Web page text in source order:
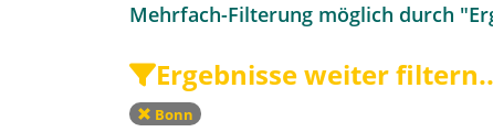
Mehrfach-Filterung möglich durch
Ergebnisse weiter
Bonn